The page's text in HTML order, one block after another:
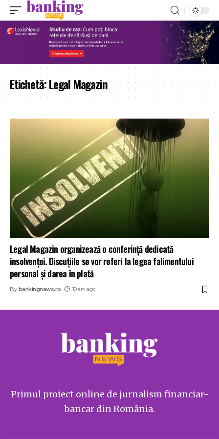
Etichetă:Legal Magazin
Legal Magazin organizează o conferinţă dedicată
insolvenţei. Discuţiile se vor referi la legea falimentului
personal şi darea în plată
By bankingnews.ro 10 ani ago
Primul proiect online de jurnalism financiar-
bancar din România.